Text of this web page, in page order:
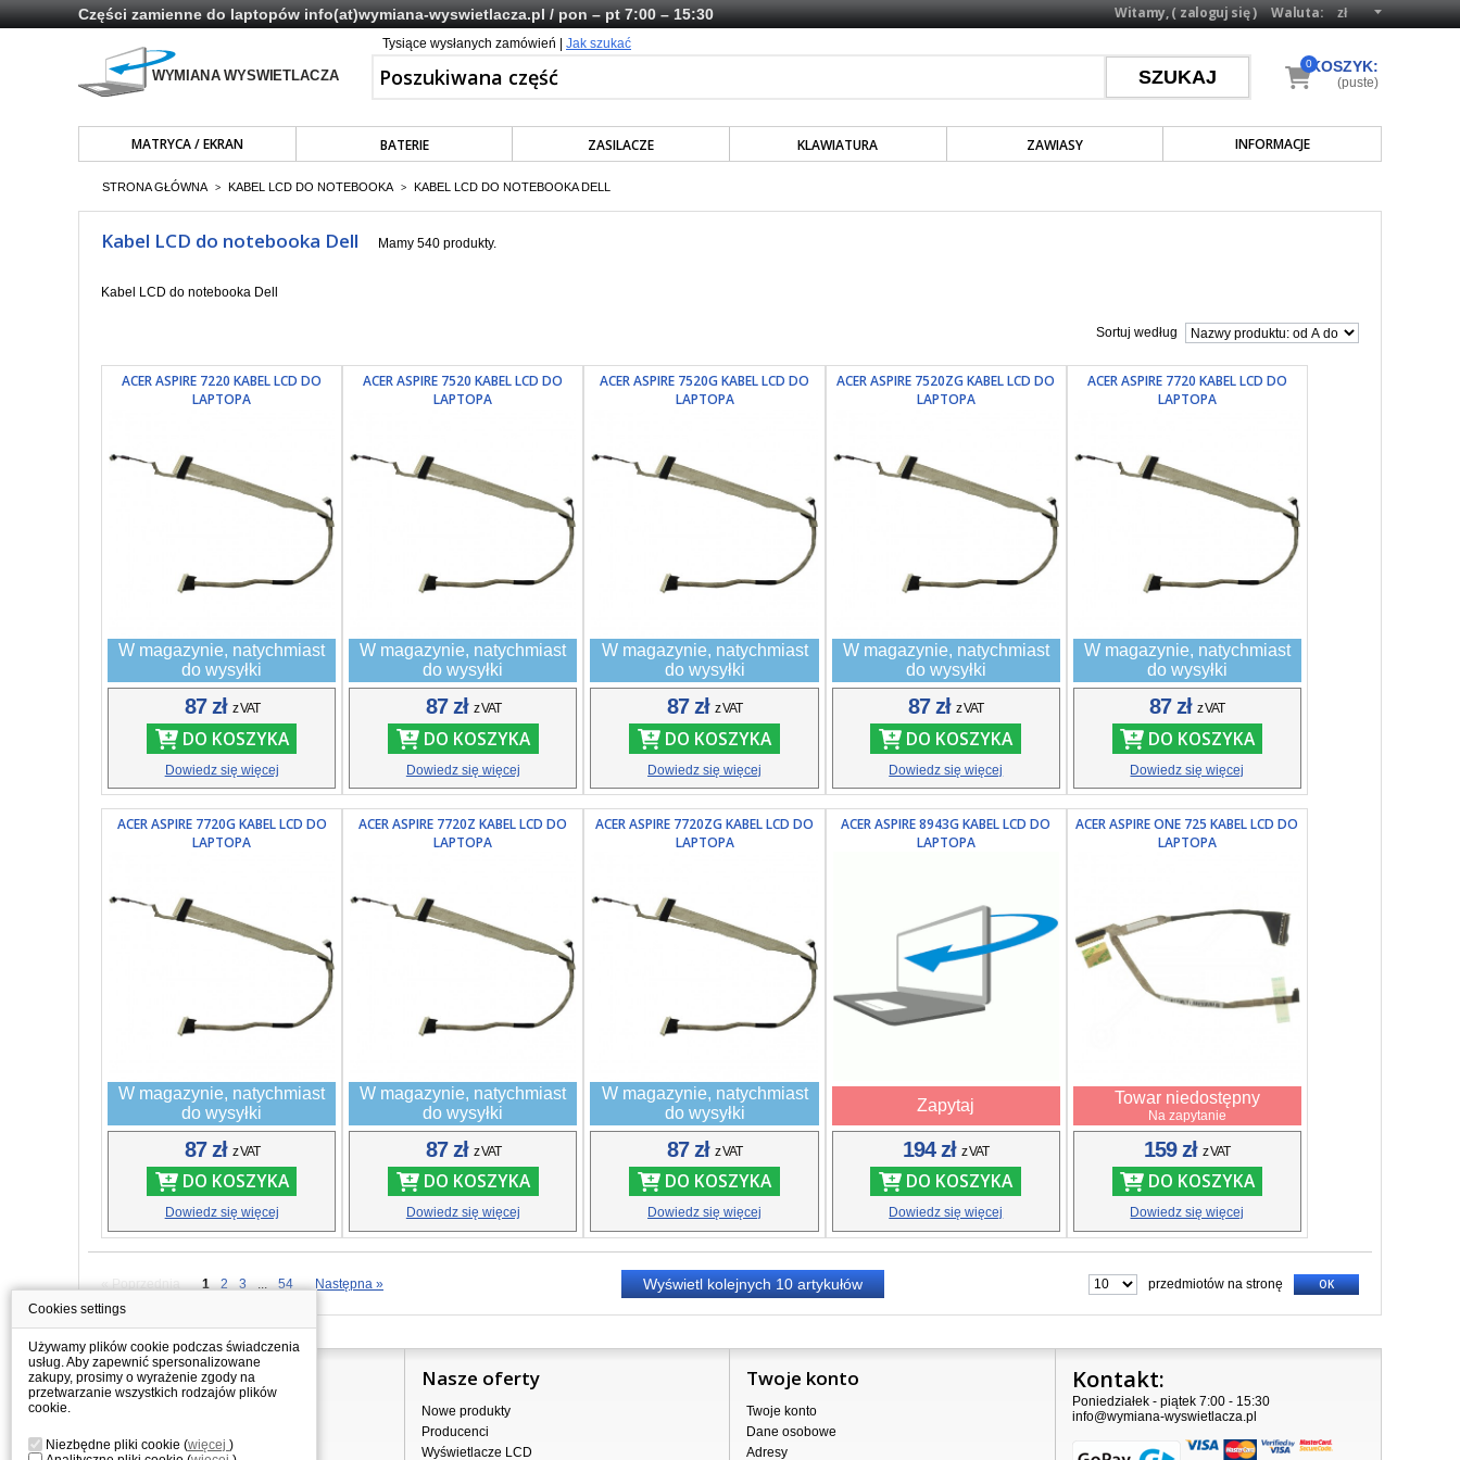
Części zamienne do laptopówinfo(at)wymiana-wyswietlacza.pl/ pon – pt 7:00 – 15:30 Waluta:
Witamy, (zaloguj się)
Tysiące wysłanych zamówień | Jak szukać
MATRYCA / EKRAN BATERIE ZASILACZE KLAWIATURA ZAWIASY INFORMACJE
KOSZYK:
0
(puste)
STRONA GŁÓWNA > KABEL LCD DO NOTEBOOKA > KABEL LCD DO NOTEBOOKA DELL
Kabel LCD do notebooka Dell Mamy 540 produkty.
Kabel LCD do notebooka Dell
Sortuj według
ACER ASPIRE 7220 KABEL LCD DO
LAPTOPA
W magazynie, natychmiast
do wysyłki
87 zł z VAT
DO KOSZYKA
Dowiedz się więcej
ACER ASPIRE 7520 KABEL LCD DO
LAPTOPA
W magazynie, natychmiast
do wysyłki
87 zł z VAT
DO KOSZYKA
Dowiedz się więcej
ACER ASPIRE 7520G KABEL LCD DO
LAPTOPA
W magazynie, natychmiast
do wysyłki
87 złz VAT
DO KOSZYKA
Dowiedz się więcej
ACER ASPIRE 7520ZG KABEL LCD DO
LAPTOPA
W magazynie, natychmiast
do wysyłki
87 złz VAT
DO KOSZYKA
Dowiedz się więcej
ACER ASPIRE 7720 KABEL LCD DO
LAPTOPA
W magazynie, natychmiast
do wysyłki
87 złz VAT
DO KOSZYKA
Dowiedz się więcej
ACER ASPIRE 7720G KABEL LCD DO
LAPTOPA
W magazynie, natychmiast
do wysyłki
87 zł z VAT
DO KOSZYKA
Dowiedz się więcej
ACER ASPIRE 7720Z KABEL LCD DO
LAPTOPA
W magazynie, natychmiast
do wysyłki
87 zł z VAT
DO KOSZYKA
Dowiedz się więcej
ACER ASPIRE 7720ZG KABEL LCD DO
LAPTOPA
W magazynie, natychmiast
do wysyłki
87 złz VAT
DO KOSZYKA
Dowiedz się więcej
ACER ASPIRE 8943G KABEL LCD DO
LAPTOPA
Zapytaj
194 złz VAT
DO KOSZYKA
Dowiedz się więcej
ACER ASPIRE ONE 725 KABEL LCD DO
LAPTOPA
Towar niedostępny
Na zapytanie
159 złz VAT
DO KOSZYKA
Dowiedz się więcej
« Poprzednia 1 2 3 ... 54 Następna » OK
przedmiotów na stronę
Wyświetl kolejnych10artykułów
Informacje
Sprzedaż hurtowa
Nasze oferty
Nowe produkty
Producenci
Wyświetlacze LCD
Twoje konto
Twoje konto
Dane osobowe
Adresy
Kontakt:
Poniedziałek - piątek 7:00 - 15:30
info@wymiana-wyswietlacza.pl
Cookies settings
Używamy plików cookie podczas świadczenia
usług. Aby zapewnić spersonalizowane
zakupy, prosimy o wyrażenie zgody na
przetwarzanie wszystkich rodzajów plików
cookie.
Niezbędne pliki cookie (więcej )